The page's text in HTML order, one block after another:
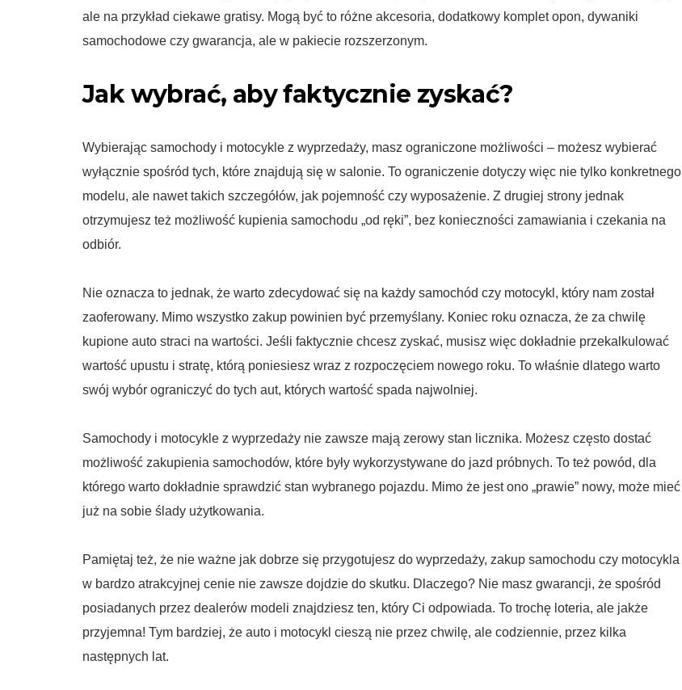
ale na przykład ciekawe gratisy. Mogą być to różne akcesoria, dodatkowy komplet opon, dywaniki
samochodowe czy gwarancja, ale w pakiecie rozszerzonym.
Jak wybrać, aby faktycznie zyskać?
Wybierając samochody i motocykle z wyprzedaży, masz ograniczone możliwości – możesz wybierać
wyłącznie spośród tych, które znajdują się w salonie. To ograniczenie dotyczy więc nie tylko konkretnego
modelu, ale nawet takich szczegółów, jak pojemność czy wyposażenie. Z drugiej strony jednak
otrzymujesz też możliwość kupienia samochodu „od ręki”, bez konieczności zamawiania i czekania na
odbiór.
Nie oznacza to jednak, że warto zdecydować się na każdy samochód czy motocykl, który nam został
zaoferowany. Mimo wszystko zakup powinien być przemyślany. Koniec roku oznacza, że za chwilę
kupione auto straci na wartości. Jeśli faktycznie chcesz zyskać, musisz więc dokładnie przekalkulować
wartość upustu i stratę, którą poniesiesz wraz z rozpoczęciem nowego roku. To właśnie dlatego warto
swój wybór ograniczyć do tych aut, których wartość spada najwolniej.
Samochody i motocykle z wyprzedaży nie zawsze mają zerowy stan licznika. Możesz często dostać
możliwość zakupienia samochodów, które były wykorzystywane do jazd próbnych. To też powód, dla
którego warto dokładnie sprawdzić stan wybranego pojazdu. Mimo że jest ono „prawie” nowy, może mieć
już na sobie ślady użytkowania.
Pamiętaj też, że nie ważne jak dobrze się przygotujesz do wyprzedaży, zakup samochodu czy motocykla
w bardzo atrakcyjnej cenie nie zawsze dojdzie do skutku. Dlaczego? Nie masz gwarancji, że spośród
posiadanych przez dealerów modeli znajdziesz ten, który Ci odpowiada. To trochę loteria, ale jakże
przyjemna! Tym bardziej, że auto i motocykl cieszą nie przez chwilę, ale codziennie, przez kilka
następnych lat.